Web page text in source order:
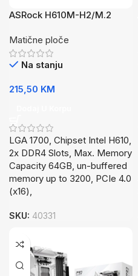
ASRock H610M-H2/M.2
Matične ploče
Na stanju
215,50 KM
LGA 1700, Chipset Intel H610,
2x DDR4 Slots, Max. Memory
Capacity 64GB, un-buffered
memory up to 3200, PCIe 4.0
(x16),
SKU: 40331